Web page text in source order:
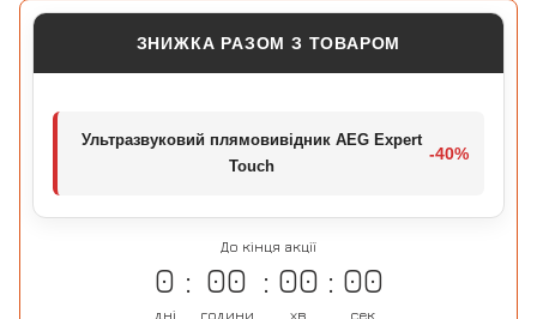
ЗНИЖКА РАЗОМ З ТОВАРОМ
Ультразвуковий плямовивідник AEG Expert
Touch
-40%
До кінця акції
0
дні
00
години
00
хв
00
сек